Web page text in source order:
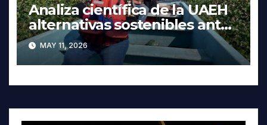
Analiza científica de la UAEH
alternativas sostenibles ante
crisis ambiental en Tula-
Tepeji
MAY 11, 2026